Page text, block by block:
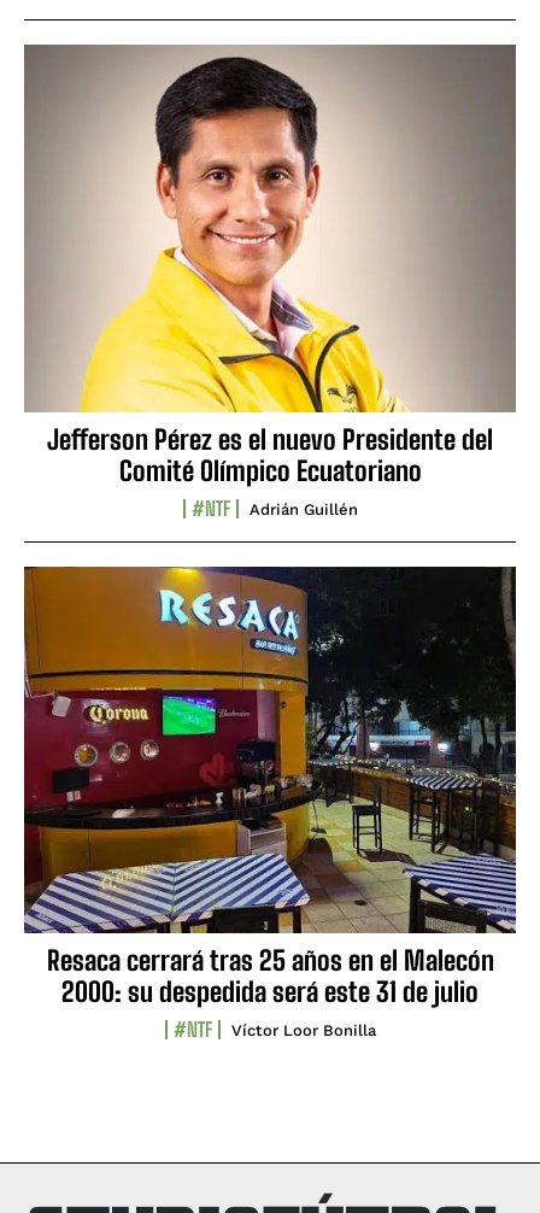
Jefferson Pérez es el nuevo Presidente del
Comité Olímpico Ecuatoriano
#NTF Adrián Guillén
Resaca cerrará tras 25 años en el Malecón
2000: su despedida será este 31 de julio
#NTF Víctor Loor Bonilla